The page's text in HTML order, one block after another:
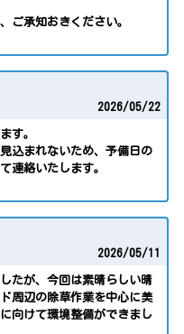
承知おきください。
2026/05/22
す。
込まれないため、予備日の
連絡いたします。
2026/05/11
たが、今回は素晴らしい晴
周辺の除草作業を中心に美
向けて環境整備ができまし